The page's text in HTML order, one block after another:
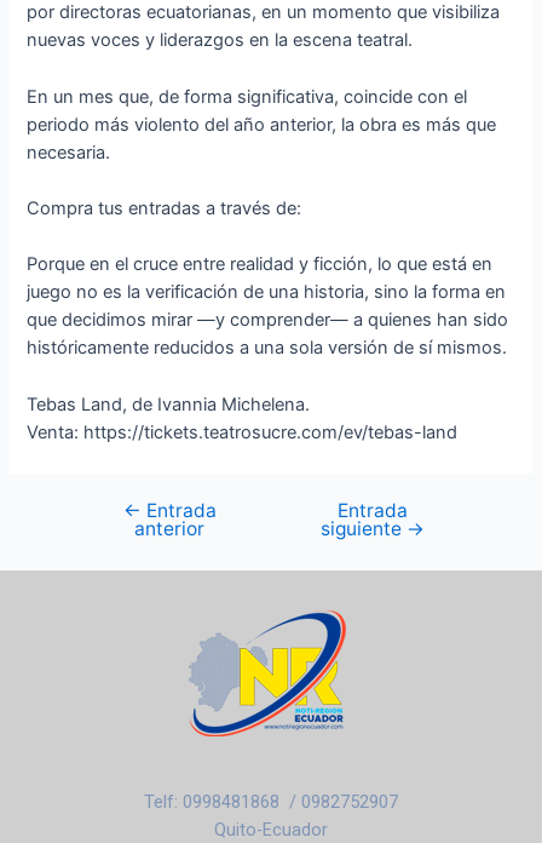
por directoras ecuatorianas, en un momento que visibiliza
nuevas voces y liderazgos en la escena teatral.
En un mes que, de forma significativa, coincide con el
periodo más violento del año anterior, la obra es más que
necesaria.
Compra tus entradas a través de:
Porque en el cruce entre realidad y ficción, lo que está en
juego no es la verificación de una historia, sino la forma en
que decidimos mirar —y comprender— a quienes han sido
históricamente reducidos a una sola versión de sí mismos.
Tebas Land, de Ivannia Michelena.
Venta: https://tickets.teatrosucre.com/ev/tebas-land
← Entrada
anterior
Entrada
siguiente →
Telf: 0998481868 / 0982752907
Quito-Ecuador